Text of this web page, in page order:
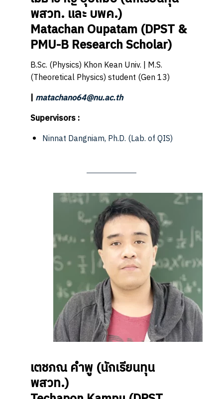
พสวท. และ บพค.)
Matachan Oupatam (DPST &
PMU-B Research Scholar)
B.Sc. (Physics) Khon Kean Univ. | M.S.
(Theoretical Physics) student (Gen 13)
| matachano64@nu.ac.th
Supervisors :
Ninnat Dangniam, Ph.D. (Lab. of QIS)
เตชภณ คำพู (นักเรียนทุน
พสวท.)